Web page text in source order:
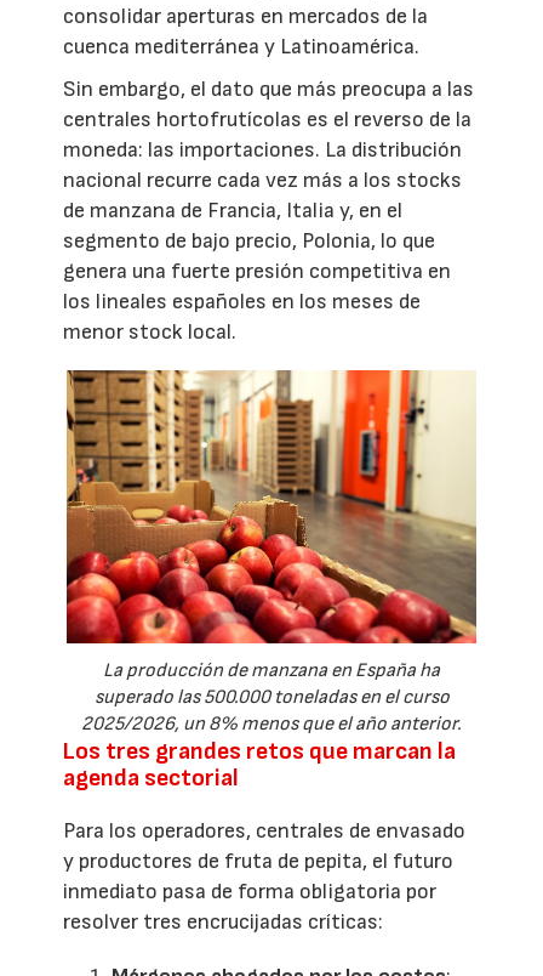
consolidar aperturas en mercados de la
cuenca mediterránea y Latinoamérica.
Sin embargo, el dato que más preocupa a las
centrales hortofrutícolas es el reverso de la
moneda: las importaciones. La distribución
nacional recurre cada vez más a los stocks
de manzana de Francia, Italia y, en el
segmento de bajo precio, Polonia, lo que
genera una fuerte presión competitiva en
los lineales españoles en los meses de
menor stock local.
La producción de manzana en España ha
superado las 500.000 toneladas en el curso
2025/2026, un 8% menos que el año anterior.
Los tres grandes retos que marcan la
agenda sectorial
Para los operadores, centrales de envasado
y productores de fruta de pepita, el futuro
inmediato pasa de forma obligatoria por
resolver tres encrucijadas críticas: